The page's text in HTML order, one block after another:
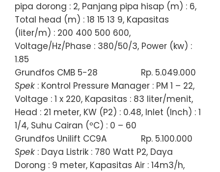
pipa dorong : 2, Panjang pipa hisap (m) : 6,
Total head (m) : 18 15 13 9, Kapasitas
(liter/m) : 200 400 500 600,
Voltage/Hz/Phase : 380/50/3, Power (kw) :
1.85
Grundfos CMB 5-28
Rp. 5.049.000
Spek : Kontrol Pressure Manager : PM 1 – 22,
Voltage : 1 x 220, Kapasitas : 83 liter/menit,
Head : 21 meter, KW (P2) : 0.48, Inlet (Inch) : 1
1/4, Suhu Cairan (ºC) : 0 – 60
Grundfos Unilift CC9A
Rp. 5.100.000
Spek : Daya Listrik : 780 Watt P2, Daya
Dorong : 9 meter, Kapasitas Air : 14m3/h,